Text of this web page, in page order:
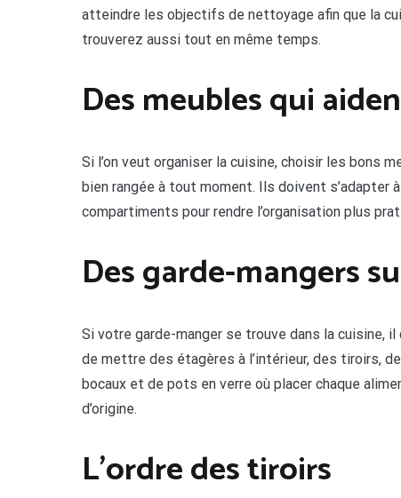
atteindre les objectifs de nettoyage afin que la
trouverez aussi tout en même temps.
Des meubles qui
Si l’on veut organiser la cuisine, choisir les bons
bien rangée à tout moment. Ils doivent
compartiments pour rendre l’organisation plus
Des garde-mangers
Si votre garde-manger se trouve dans la cuisine,
de mettre des étagères à l’intérieur, des tiroirs,
bocaux et de pots en verre où placer chaque
d’origine.
L’ordre des tiroirs